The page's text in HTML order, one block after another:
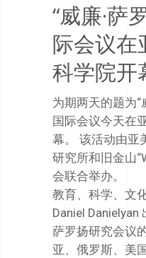
“威廉·萨
际会议在
科学院开
为期两天的题为“
国际会议今天在
幕。 该活动由亚
研究所和旧金山
会联合举办。
教育、科学、文
Daniel Danielyan
萨罗扬研究会议
亚、俄罗斯、美